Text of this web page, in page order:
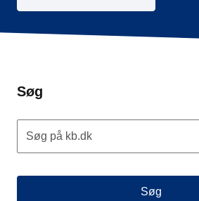
Søg
Søg på kb.dk
Søg